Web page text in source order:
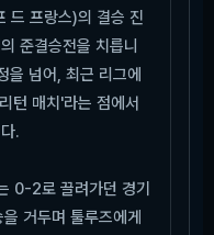
프랑스)의 결승 진
준결승전을 치릅니
을 넘어, 최근 리그에
턴 매치'라는 점에서
.
0-2로 끌려가던 경기
거두며 툴루즈에게